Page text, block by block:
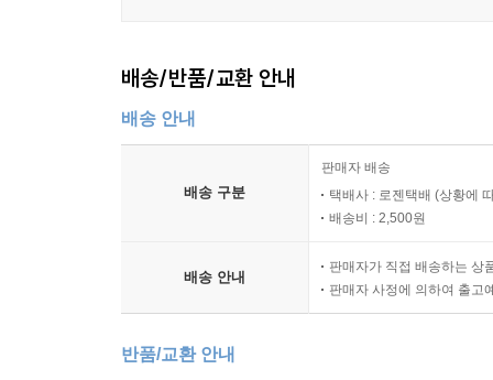
배송/반품/교환 안내
배송 안내
배송 구분
판매자 배송
택배사 : 로젠택배 (상황에
배송비 : 2,500원
배송 안내
판매자가 직접 배송하는 상
판매자 사정에 의하여 출고
반품/교환 안내